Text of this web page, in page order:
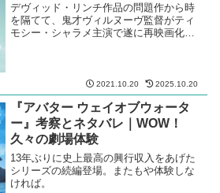
デヴィッド・リンチ作品の問題作から時
を隔てて、鬼才ヴィルヌーヴ監督がティ
モシー・シャラメ主演で遂に再映画化を
2021.10.20 2025.10.20
『アバター ウェイオブウォータ
ー』考察とネタバレ｜WOW！
久々の劇場体験
13年ぶりに史上最高の興行収入をあげた
シリーズの続編登場。またもや体験しな
ければ。